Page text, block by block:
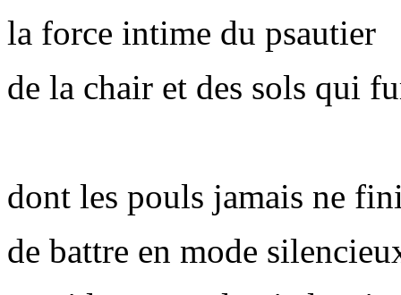
la force intime du psautier
de la chair et des sols qui
dont les pouls jamais ne
de battre en mode